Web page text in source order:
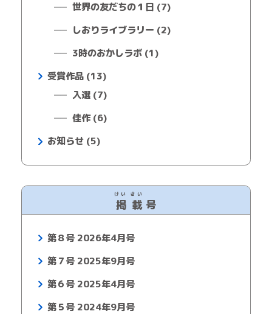
世界の友だちの１日 (7)
しおりライブラリー (2)
3時のおかしラボ (1)
受賞作品 (13)
入選 (7)
佳作 (6)
お知らせ (5)
掲
けい
載
さい
号
第８号 2026年4月号
第７号 2025年9月号
第６号 2025年4月号
第５号 2024年9月号